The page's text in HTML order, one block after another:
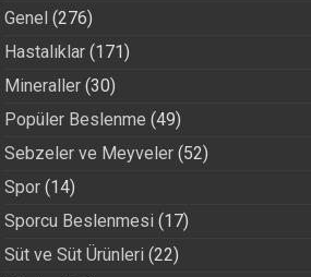
Genel (276)
Hastalıklar (171)
Mineraller (30)
Popüler Beslenme (49)
Sebzeler ve Meyveler (52)
Spor (14)
Sporcu Beslenmesi (17)
Süt ve Süt Ürünleri (22)